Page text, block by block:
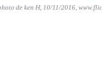
de ken H, 10/11/2016,